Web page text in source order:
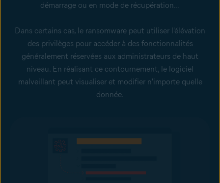
démarrage ou en mode de récupération…
Dans certains cas, le ransomware peut utiliser l'élévation
des privilèges pour accéder à des fonctionnalités
généralement réservées aux administrateurs de haut
niveau. En réalisant ce contournement, le logiciel
malveillant peut visualiser et modifier n'importe quelle
donnée.